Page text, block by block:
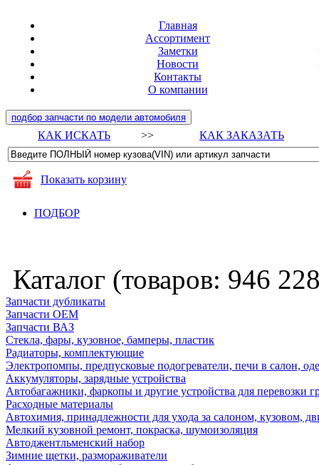
Главная
Ассортимент
Заметки
Новости
Контакты
О компании
подбор запчасти по модели автомобиля
КАК ИСКАТЬ >> КАК ЗАКАЗАТЬ
Показать корзину
ПОДБОР
Каталог (товаров: 946
Запчасти дубликаты
Запчасти ОЕМ
Запчасти ВАЗ
Стекла, фары, кузовное, бамперы, пластик
Радиаторы, комплектующие
Электропомпы, предпусковые подогреватели, печи в салон,
Аккумуляторы, зарядные устройства
Автобагажники, фаркопы и другие устройства для перевозки
Расходные материалы
Автохимия, принадлежности для ухода за салоном, кузовом,
Мелкий кузовной ремонт, покраска, шумоизоляция
Автоджентльменский набор
Зимние щетки, размораживатели